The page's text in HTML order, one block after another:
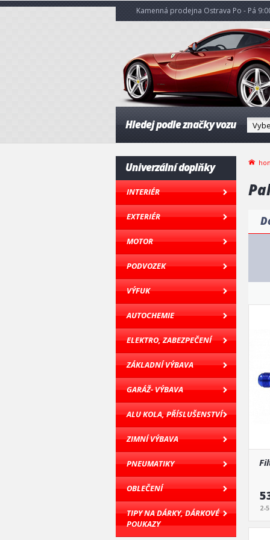
Kamenná prodejna Ostrava Po - Pá
Hledej podle značky vozu
Univerzální doplňky
INTERIÉR
EXTERIÉR
MOTOR
PODVOZEK
VÝFUK
AUTOCHEMIE
ELEKTRO, ZABEZPEČENÍ
ZÁKLADNÍ VÝBAVA
GARÁŽ- VÝBAVA
ALU KOLA, PŘÍSLUŠENSTVÍ
ZIMNÍ VÝBAVA
PNEUMATIKY
OBLEČENÍ
TIPY NA DÁRKY, DÁRKOVÉ
POUKAZY
2-